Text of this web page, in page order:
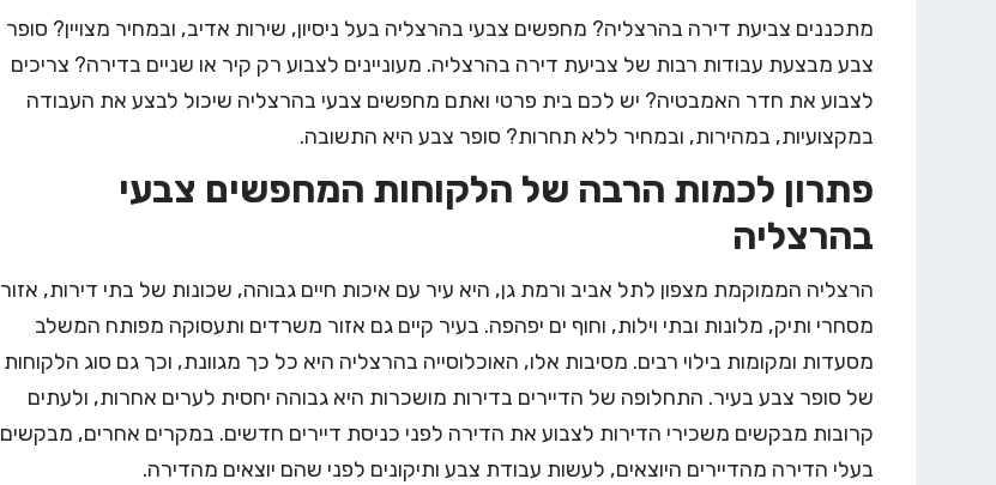
מתכננים צביעת דירה בהרצליה? מחפשים צבעי בהרצליה בעל ניסיון, שירות אדיב, ובמחיר מצויין? סופר
צבעמבצעת עבודות רבות של צביעת דירה בהרצליה. מעוניינים לצבוע רק קיר או שניים בדירה? צריכים
לצבוע את חדר האמבטיה? יש לכם בית פרטי ואתם מחפשים צבעי בהרצליה שיכול לבצע את העבודה
במקצועיות, במהירות, ובמחיר ללא תחרות? סופר צבע היא התשובה.
פתרון לכמות הרבה של הלקוחות המחפשים צבעי
בהרצליה
הרצליה הממוקמת מצפון לתל אביב ורמת גן, היא עיר עם איכות חיים גבוהה, שכונות של בתי דירות, אזור
מסחרי ותיק, מלונות ובתי וילות, וחוף ים יפהפה. בעיר קיים גם אזור משרדים ותעסוקה מפותח המשלב
מסעדות ומקומות בילוי רבים. מסיבות אלו, האוכלוסייה בהרצליה היא כל כך מגוונת, וכך גם סוג הלקוחות
של סופר צבע בעיר. התחלופה של הדיירים בדירות מושכרות היא גבוהה יחסית לערים אחרות, ולעתים
קרובות מבקשים משכירי הדירות לצבוע את הדירה לפני כניסת דיירים חדשים. במקרים אחרים, מבקשים
בעלי הדירה מהדיירים היוצאים, לעשות עבודת צבע ותיקונים לפני שהם יוצאים מהדירה.